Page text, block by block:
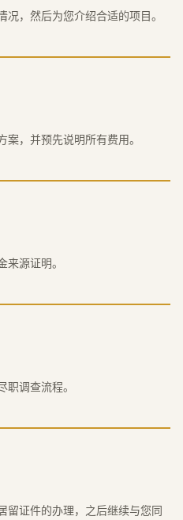
，然后为您介绍合适的项目。
，并预先说明所有费用。
源证明。
调查流程。
留证件的办理，之后继续与您同